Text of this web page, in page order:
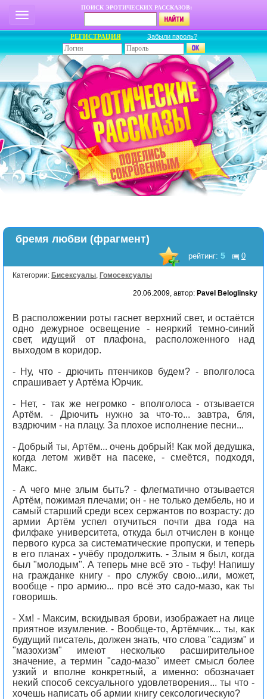
ПОИСК ЭРОТИЧЕСКИХ РАССКАЗОВ:
РЕГИСТРАЦИЯ Забыли пароль?
бремя любви (фрагмент)
рейтинг: 5 0
Категории: Бисексуалы, Гомосексуалы
20.06.2009, автор: Pavel Beloglinsky
В расположении роты гаснет верхний свет, и остаётся
одно дежурное освещение - неяркий темно-синий
свет, идущий от плафона, расположенного над
выходом в коридор.
- Ну, что - дрючить птенчиков будем? - вполголоса
спрашивает у Артёма Юрчик.
- Нет, - так же негромко - вполголоса - отзывается
Артём. - Дрючить нужно за что-то... завтра, бля,
вздрючим - на плацу. За плохое исполнение песни...
- Добрый ты, Артём... очень добрый! Как мой дедушка,
когда летом живёт на пасеке, - смеётся, подходя,
Макс.
- А чего мне злым быть? - флегматично отзывается
Артём, пожимая плечами; он - не только дембель, но и
самый старший среди всех сержантов по возрасту: до
армии Артём успел отучиться почти два года на
филфаке университета, откуда был отчислен в конце
первого курса за систематические пропуски, и теперь
в его планах - учёбу продолжить. - Злым я был, когда
был "молодым". А теперь мне всё это - тьфу! Напишу
на гражданке книгу - про службу свою...или, может,
вообще - про армию... про всё это садо-мазо, как ты
говоришь.
- Хм! - Максим, вскидывая брови, изображает на лице
приятное изумление. - Вообще-то, Артёмчик... ты, как
будущий писатель, должен знать, что слова "садизм" и
"мазохизм" имеют несколько расширительное
значение, а термин "садо-мазо" имеет смысл более
узкий и вполне конкретный, а именно: обозначает
некий способ сексуального удовлетворения... ты что -
хочешь написать об армии книгу сексологическую?